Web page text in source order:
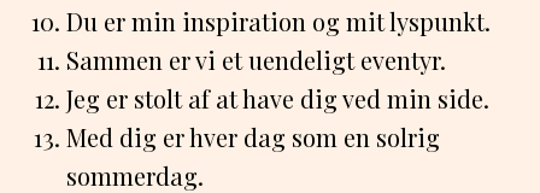
Du er min inspiration og mit lyspunkt.
Sammen er vi et uendeligt eventyr.
Jeg er stolt af at have dig ved min side.
Med dig er hver dag som en solrig
sommerdag.